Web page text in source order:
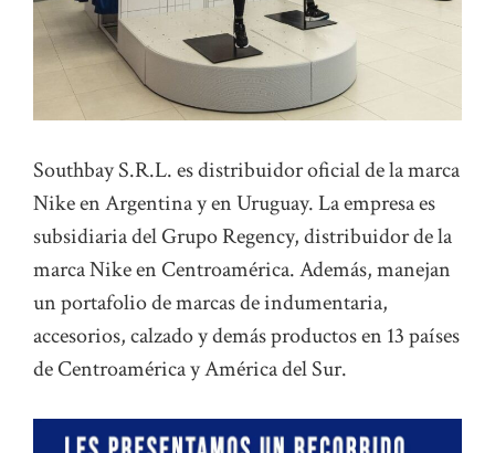
Southbay S.R.L. es distribuidor oficial de la marca
Nike en Argentina y en Uruguay. La empresa es
subsidiaria del Grupo Regency, distribuidor de la
marca Nike en Centroamérica. Además, manejan
un portafolio de marcas de indumentaria,
accesorios, calzado y demás productos en 13 países
de Centroamérica y América del Sur.